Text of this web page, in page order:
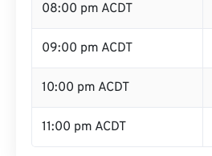
08:00 pm ACDT
09:00 pm ACDT
10:00 pm ACDT
11:00 pm ACDT